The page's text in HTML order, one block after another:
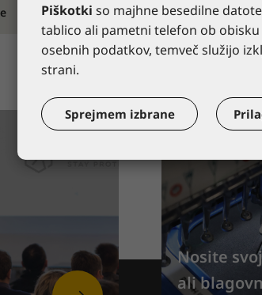
Nosite
ali
Piškotki so majhne besedilne
tablico ali pametni telefon ob
osebnih podatkov, temveč služijo
strani.
Sprejmem izbrane